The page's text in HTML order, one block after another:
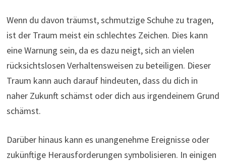
Wenn du davon träumst, schmutzige Schuhe zu tragen,
ist der Traum meist ein schlechtes Zeichen. Dies kann
eine Warnung sein, da es dazu neigt, sich an vielen
rücksichtslosen Verhaltensweisen zu beteiligen. Dieser
Traum kann auch darauf hindeuten, dass du dich in
naher Zukunft schämst oder dich aus irgendeinem Grund
schämst.
Darüber hinaus kann es unangenehme Ereignisse oder
zukünftige Herausforderungen symbolisieren. In einigen